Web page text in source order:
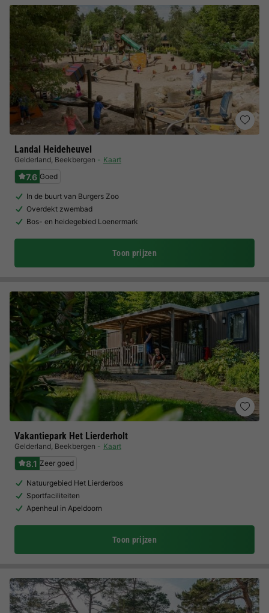
Landal Heideheuvel
Gelderland, Beekbergen Kaart
7.6 Goed
In de buurt van Burgers Zoo
Overdekt zwembad
Bos- en heidegebied Loenermark
Toon prijzen
Vakantiepark Het Lierderholt
Gelderland, Beekbergen Kaart
8.1 Zeer goed
Natuurgebied Het Lierderbos
Sportfaciliteiten
Apenheul in Apeldoorn
Toon prijzen